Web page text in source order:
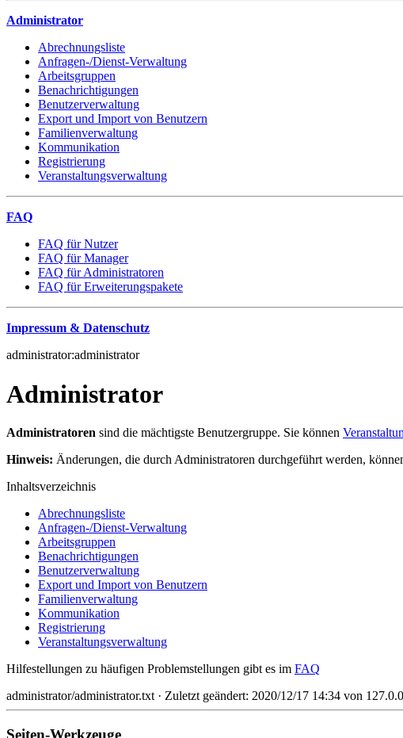
Administrator
Abrechnungsliste
Anfragen-/Dienst-Verwaltung
Arbeitsgruppen
Benachrichtigungen
Benutzerverwaltung
Export und Import von Benutzern
Familienverwaltung
Kommunikation
Registrierung
Veranstaltungsverwaltung
FAQ
FAQ für Nutzer
FAQ für Manager
FAQ für Administratoren
FAQ für Erweiterungspakete
Impressum & Datenschutz
administrator:administrator
Administrator
Administratoren sind die mächtigste Benutzergruppe. Sie können
Hinweis: Änderungen, die durch Administratoren durchgeführt werden,
Inhaltsverzeichnis
Abrechnungsliste
Anfragen-/Dienst-Verwaltung
Arbeitsgruppen
Benachrichtigungen
Benutzerverwaltung
Export und Import von Benutzern
Familienverwaltung
Kommunikation
Registrierung
Veranstaltungsverwaltung
Hilfestellungen zu häufigen Problemstellungen gibt es im FAQ
administrator/administrator.txt · Zuletzt geändert: 2020/12/17 14:34 von
Seiten-Werkzeuge